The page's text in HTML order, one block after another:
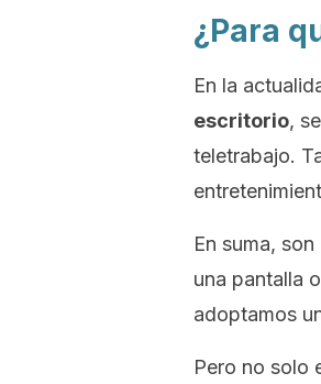
¿Para
En la
escritorio,
teletrabajo.
En suma,
una pantalla
adoptamos
Pero no solo